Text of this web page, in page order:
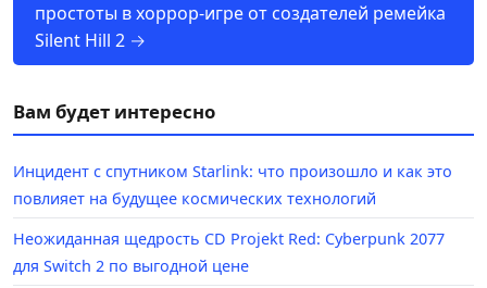
простоты в хоррор-игре от создателей ремейка
Silent Hill 2 →
Вам будет интересно
Инцидент с спутником Starlink: что произошло и как это
повлияет на будущее космических технологий
Неожиданная щедрость CD Projekt Red: Cyberpunk 2077
для Switch 2 по выгодной цене